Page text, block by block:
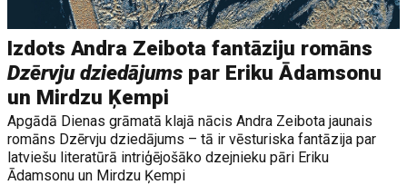
Izdots Andra Zeibota fantāziju romāns
Dzērvju dziedājums par Eriku Ādamsonu
un Mirdzu Ķempi
Apgādā Dienas grāmatā klajā nācis Andra Zeibota jaunais
romāns Dzērvju dziedājums – tā ir vēsturiska fantāzija par
latviešu literatūrā intriģējošāko dzejnieku pāri Eriku
Ādamsonu un Mirdzu Ķempi